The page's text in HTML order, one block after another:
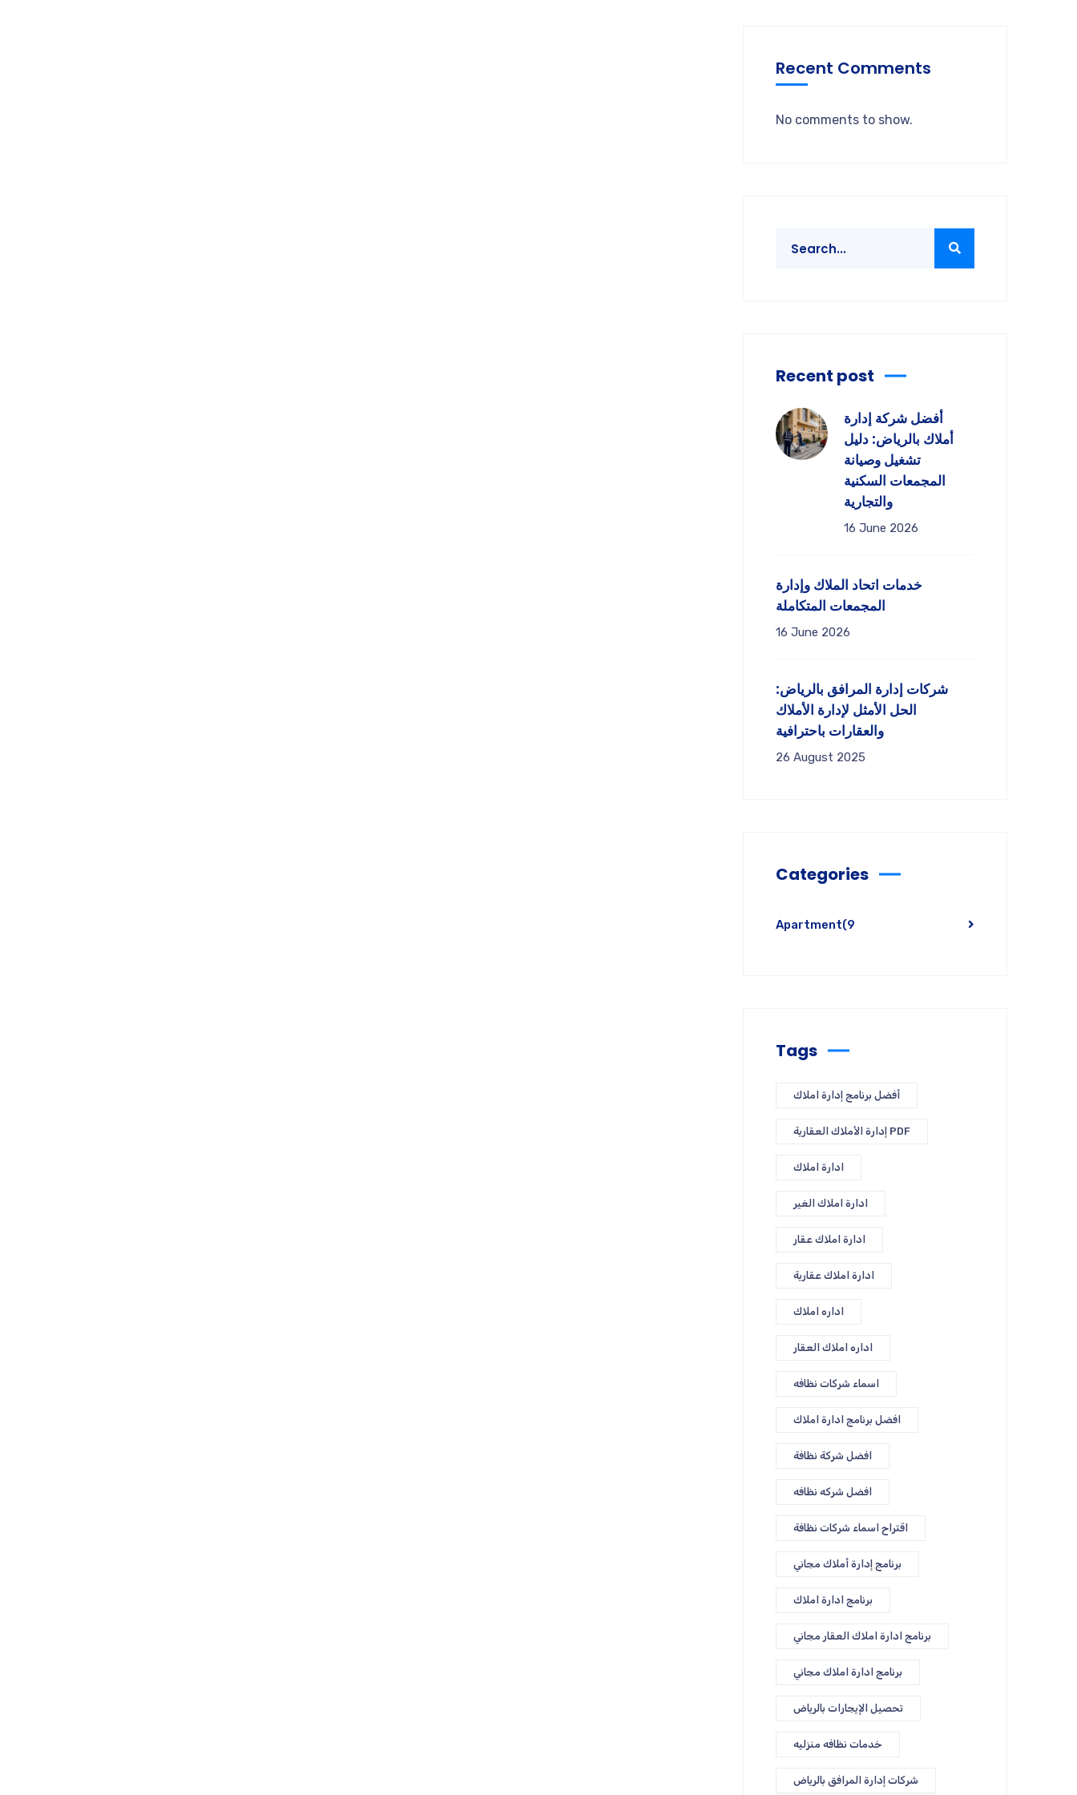
Recent Comments
No comments to show.
Recent post
أفضل شركة إدارة
أملاك بالرياض: دليل
تشغيل وصيانة
المجمعات السكنية
والتجارية
16 June 2026
خدمات اتحاد الملاك وإدارة
المجمعات المتكاملة
16 June 2026
شركات إدارة المرافق بالرياض:
الحل الأمثل لإدارة الأملاك
والعقارات باحترافية
26 August 2025
Categories
Apartment(9
Tags
أفضل برنامج إدارة املاك
إدارة الأملاك العقارية PDF
ادارة املاك
ادارة املاك الغير
ادارة املاك عقار
ادارة املاك عقارية
اداره املاك
اداره املاك العقار
اسماء شركات نظافه
افضل برنامج ادارة املاك
افضل شركة نظافة
افضل شركه نظافه
اقتراح اسماء شركات نظافة
برنامج إدارة أملاك مجاني
برنامج ادارة املاك
برنامج ادارة املاك العقار مجاني
برنامج ادارة املاك مجاني
تحصيل الإيجارات بالرياض
خدمات نظافه منزليه
شركات إدارة المرافق بالرياض